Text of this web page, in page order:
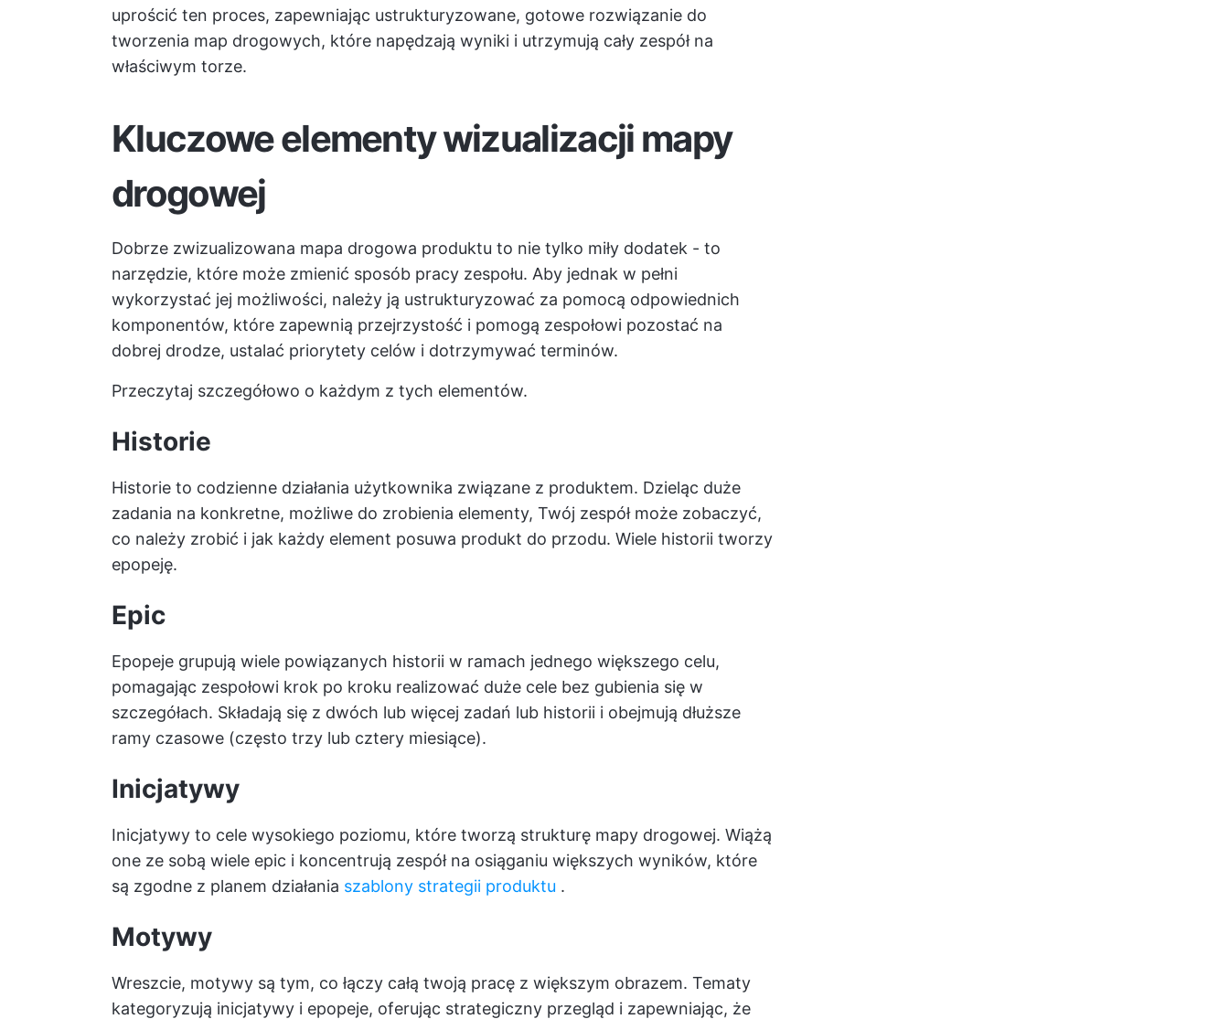
uprościć ten proces, zapewniając ustrukturyzowane, gotowe rozwiązanie do
tworzenia map drogowych, które napędzają wyniki i utrzymują cały zespół na
właściwym torze.
Kluczowe elementy wizualizacji mapy
drogowej
Dobrze zwizualizowana mapa drogowa produktu to nie tylko miły dodatek - to
narzędzie, które może zmienić sposób pracy zespołu. Aby jednak w pełni
wykorzystać jej możliwości, należy ją ustrukturyzować za pomocą odpowiednich
komponentów, które zapewnią przejrzystość i pomogą zespołowi pozostać na
dobrej drodze, ustalać priorytety celów i dotrzymywać terminów.
Przeczytaj szczegółowo o każdym z tych elementów.
Historie
Historie to codzienne działania użytkownika związane z produktem. Dzieląc duże
zadania na konkretne, możliwe do zrobienia elementy, Twój zespół może zobaczyć,
co należy zrobić i jak każdy element posuwa produkt do przodu. Wiele historii tworzy
epopeję.
Epic
Epopeje grupują wiele powiązanych historii w ramach jednego większego celu,
pomagając zespołowi krok po kroku realizować duże cele bez gubienia się w
szczegółach. Składają się z dwóch lub więcej zadań lub historii i obejmują dłuższe
ramy czasowe (często trzy lub cztery miesiące).
Inicjatywy
Inicjatywy to cele wysokiego poziomu, które tworzą strukturę mapy drogowej. Wiążą
one ze sobą wiele epic i koncentrują zespół na osiąganiu większych wyników, które
są zgodne z planem działania szablony strategii produktu .
Motywy
Wreszcie, motywy są tym, co łączy całą twoją pracę z większym obrazem. Tematy
kategoryzują inicjatywy i epopeje, oferując strategiczny przegląd i zapewniając, że